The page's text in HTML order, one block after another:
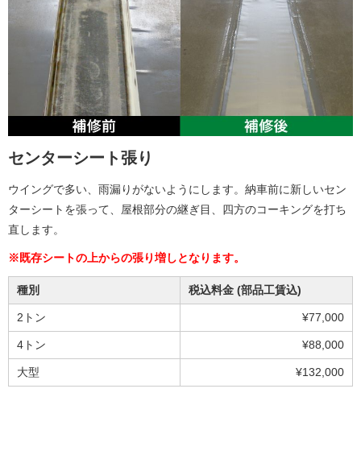
センターシート張り
ウイングで多い、雨漏りがないようにします。納車前に新しいセン
ターシートを張って、屋根部分の継ぎ目、四方のコーキングを打ち
直します。
※既存シートの上からの張り増しとなります。
種別 税込料金 (部品工賃込)
2トン ¥77,000
4トン ¥88,000
大型 ¥132,000